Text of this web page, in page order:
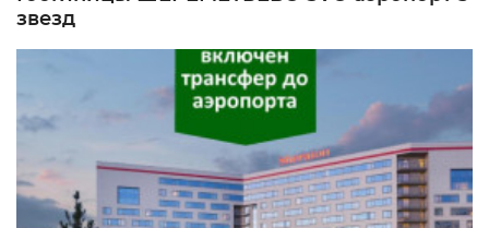
звезд